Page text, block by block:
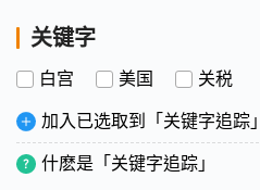
关键字
白宫 美国 关税
加入已选取到「关键字追踪」
什麽是「关键字追踪」